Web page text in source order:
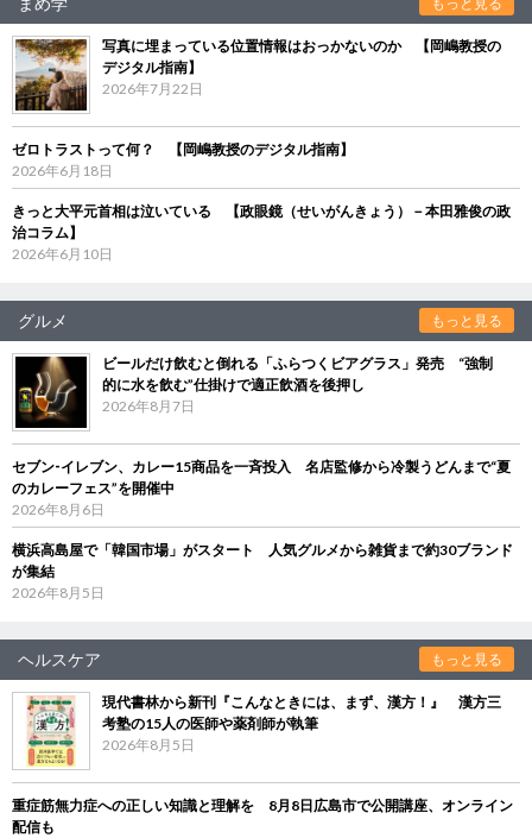
写真に埋まっている位置情報はおっかないのか 【岡嶋教授の
デジタル指南】
2026年7月22日
ゼロトラストって何？ 【岡嶋教授のデジタル指南】
2026年6月18日
きっと大平元首相は泣いている 【政眼鏡（せいがんきょう）－本田雅俊の政
治コラム】
2026年6月10日
グルメ もっと見る
ビールだけ飲むと倒れる「ふらつくビアグラス」発売 “強制
的に水を飲む”仕掛けで適正飲酒を後押し
2026年8月7日
セブン‐イレブン、カレー15商品を一斉投入 名店監修から冷製うどんまで“夏
のカレーフェス”を開催中
2026年8月6日
横浜高島屋で「韓国市場」がスタート 人気グルメから雑貨まで約30ブランド
が集結
2026年8月5日
ヘルスケア もっと見る
現代書林から新刊『こんなときには、まず、漢方！』 漢方三
考塾の15人の医師や薬剤師が執筆
2026年8月5日
重症筋無力症への正しい知識と理解を 8月8日広島市で公開講座、オンライン
配信も